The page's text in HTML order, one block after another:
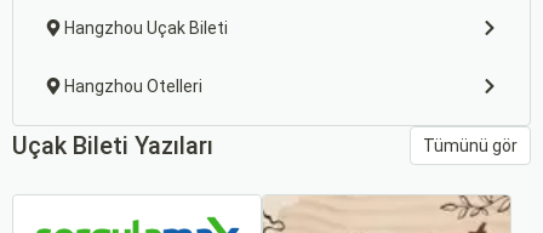
Hangzhou Uçak Bileti
Hangzhou Otelleri
Uçak Bileti Yazıları Tümünü gör